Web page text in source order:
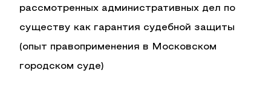
рассмотренных административных дел по
существу как гарантия судебной защиты
(опыт правоприменения в Московском
городском суде)